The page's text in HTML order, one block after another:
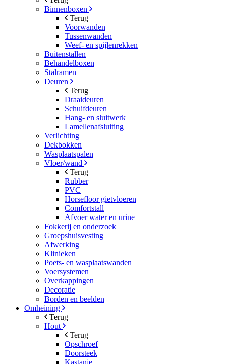
Binnenboxen
Terug
Voorwanden
Tussenwanden
Weef- en spijlenrekken
Buitenstallen
Behandelboxen
Stalramen
Deuren
Terug
Draaideuren
Schuifdeuren
Hang- en sluitwerk
Lamellenafsluiting
Verlichting
Dekbokken
Wasplaatspalen
Vloer/wand
Terug
Rubber
PVC
Horsefloor gietvloeren
Comfortstall
Afvoer water en urine
Fokkerij en onderzoek
Groepshuisvesting
Afwerking
Klinieken
Poets- en wasplaatswanden
Voersystemen
Overkappingen
Decoratie
Borden en beelden
Omheining
Terug
Hout
Terug
Opschroef
Doorsteek
Kastanje